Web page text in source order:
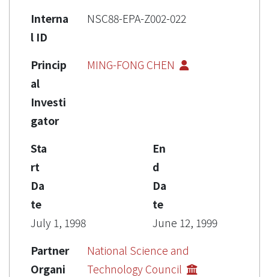
Interna
l ID
NSC88-EPA-Z002-022
Princip
al
Investi
gator
MING-FONG CHEN
Sta
rt
Da
te
July 1, 1998
En
d
Da
te
June 12, 1999
Partner
Organi
National Science and
Technology Council